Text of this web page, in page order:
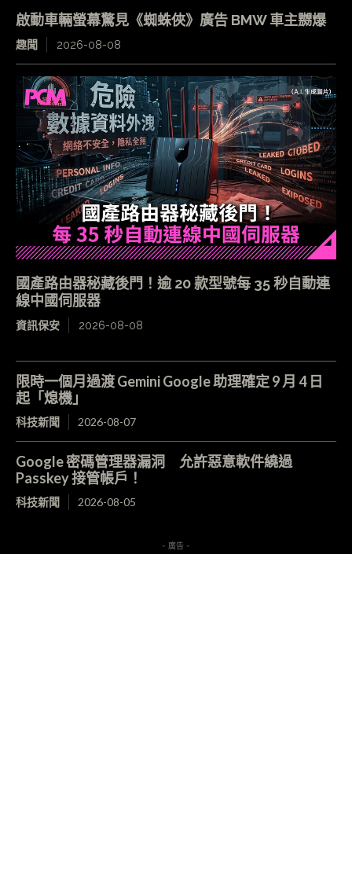
啟動車輛螢幕驚見《蜘蛛俠》廣告 BMW 車主嬲爆
趣聞 2026-08-08
國產路由器秘藏後門！逾 20 款型號每 35 秒自動連
線中國伺服器
資訊保安 2026-08-08
限時一個月過渡 Gemini Google 助理確定 9 月 4 日
起「熄機」
科技新聞 2026-08-07
Google 密碼管理器漏洞 允許惡意軟件繞過
Passkey 接管帳戶！
科技新聞 2026-08-05
- 廣告 -